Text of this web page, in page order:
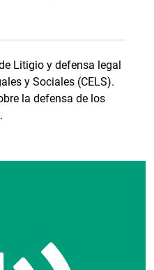
Litigio y defensa legal
y Sociales (CELS).
la defensa de los